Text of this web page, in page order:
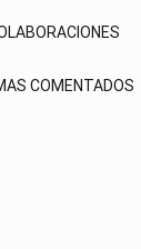
COMENTADOS